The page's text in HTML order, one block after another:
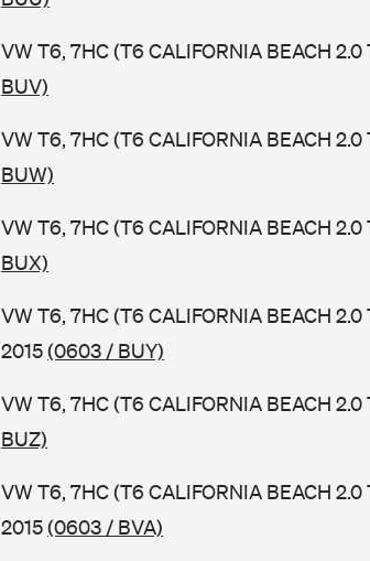
VW T6, 7HC (T6 CALIFORNIA BEACH
BUV)
VW T6, 7HC (T6 CALIFORNIA BEACH
BUW)
VW T6, 7HC (T6 CALIFORNIA BEACH
BUX)
VW T6, 7HC (T6 CALIFORNIA BEACH
2015(0603 / BUY)
VW T6, 7HC (T6 CALIFORNIA BEACH
BUZ)
VW T6, 7HC (T6 CALIFORNIA BEACH
2015(0603 / BVA)